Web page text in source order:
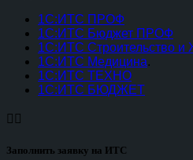
1С:ИТС ПРОФ
1С:ИТС Бюджет ПРОФ
1С:ИТС Строительство и
1С:ИТС Медицина.
1С:ИТС ТЕХНО
1C:ИТС БЮДЖЕТ
 
Заполнить заявку на ИТС